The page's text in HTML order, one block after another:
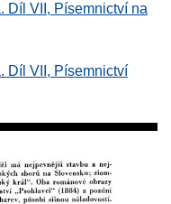
Díl VII, Písemnictví na
Díl VII, Písemnictví